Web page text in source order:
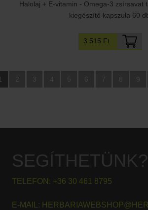
Halolaj + E-vitamin - Omega-3 zsírsavat
kiegészítő kapszula 60
3 515 Ft
SEGÍTHETÜNK?
TELEFON: +36 30 461 8795
E-MAIL: